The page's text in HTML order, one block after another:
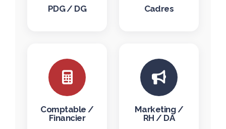
PDG / DG Cadres
Comptable /
Financier
Marketing /
RH / DA